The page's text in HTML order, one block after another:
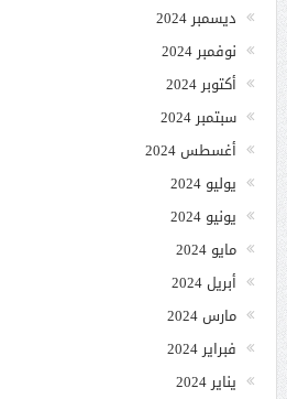
ديسمبر 2024
نوفمبر 2024
أكتوبر 2024
سبتمبر 2024
أغسطس 2024
يوليو 2024
يونيو 2024
مايو 2024
أبريل 2024
مارس 2024
فبراير 2024
يناير 2024